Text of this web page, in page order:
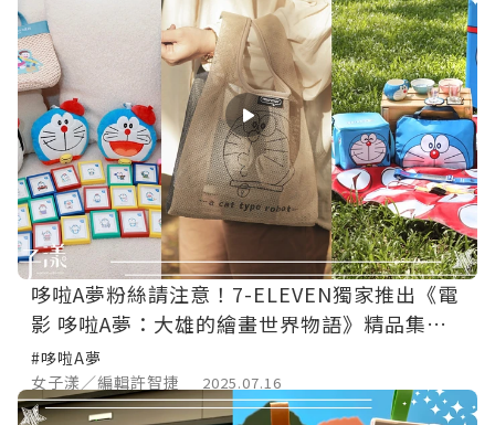
哆啦A夢粉絲請注意！7-ELEVEN獨家推出《電
影 哆啦A夢：大雄的繪畫世界物語》精品集點
活動，超過50款限量周邊商品一次收藏！
#哆啦A夢
女子漾／編輯許智捷
2025.07.16